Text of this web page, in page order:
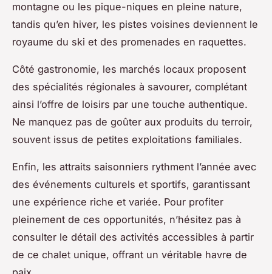
montagne ou les pique-niques en pleine nature,
tandis qu’en hiver, les pistes voisines deviennent le
royaume du ski et des promenades en raquettes.
Côté gastronomie, les marchés locaux proposent
des spécialités régionales à savourer, complétant
ainsi l’offre de loisirs par une touche authentique.
Ne manquez pas de goûter aux produits du terroir,
souvent issus de petites exploitations familiales.
Enfin, les attraits saisonniers rythment l’année avec
des événements culturels et sportifs, garantissant
une expérience riche et variée. Pour profiter
pleinement de ces opportunités, n’hésitez pas à
consulter le détail des activités accessibles à partir
de ce chalet unique, offrant un véritable havre de